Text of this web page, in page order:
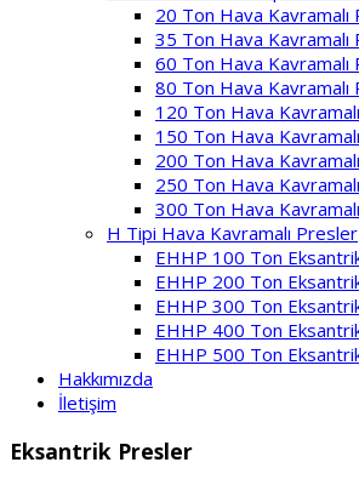
20 Ton Hava Kavramalı
35 Ton Hava Kavramalı
60 Ton Hava Kavramalı
80 Ton Hava Kavramalı
120 Ton Hava
150 Ton Hava
200 Ton Hava
250 Ton Hava
300 Ton Hava
H Tipi Hava Kavramalı Presler
EHHP 100 Ton
EHHP 200 Ton
EHHP 300 Ton
EHHP 400 Ton
EHHP 500 Ton
Hakkımızda
İletişim
Eksantrik Presler